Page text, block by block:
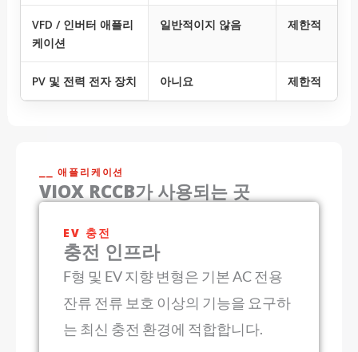
VFD / 인버터 애플리
케이션
일반적이지 않음 제한적
PV 및 전력 전자 장치 아니요 제한적
⎯⎯ 애플리케이션
VIOX RCCB가 사용되는 곳
EV 충전
충전 인프라
F형 및 EV 지향 변형은 기본 AC 전용
잔류 전류 보호 이상의 기능을 요구하
는 최신 충전 환경에 적합합니다.